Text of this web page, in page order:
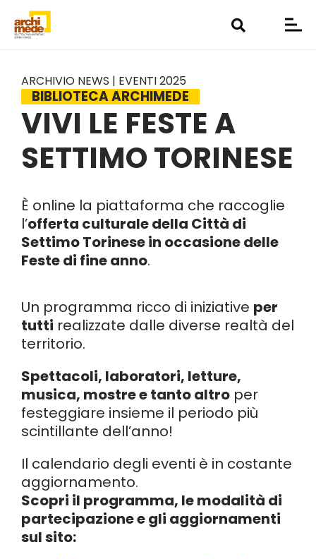
ARCHIVIO NEWS | EVENTI 2025
BIBLIOTECA ARCHIMEDE
VIVI LE FESTE A
SETTIMO TORINESE
È online la piattaforma che raccoglie
l’offerta culturale della Città di
Settimo Torinese in occasione delle
Feste di fine anno.
Un programma ricco di iniziative per
tutti realizzate dalle diverse realtà del
territorio.
Spettacoli, laboratori, letture,
musica, mostre e tanto altro per
festeggiare insieme il periodo più
scintillante dell’anno!
Il calendario degli eventi è in costante
aggiornamento.
Scopri il programma, le modalità di
partecipazione e gli aggiornamenti
sul sito: